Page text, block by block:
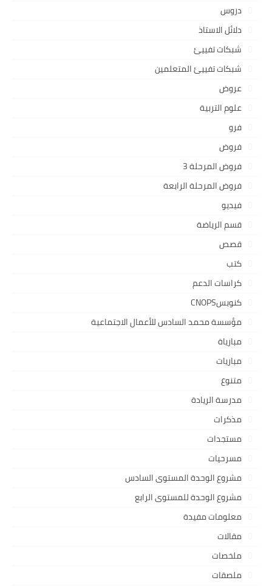
دروس
دلائل الاستاذ
شبكات تفييئ
شبكات تفييئ المتعلمين
عروض
علوم التربية
فرو
فروض
فروض المرحلة 3
فروض المرحلة الرابعة
فيديو
قسم الرياضة
قصص
كتب
كراسات الدعم
كنوبسCNOPS
مؤسسة محمد السادس للأعمال الاجتماعية
مبارياة
مباريات
متنوع
مدرسة الريادة
مذكرات
مستجدات
مسرحيات
مشروع الوحدة المستوى السادس
مشروع الوحدة للمستوى الرابع
معلومات مفيدة
مقالات
ملخصات
ملصقات